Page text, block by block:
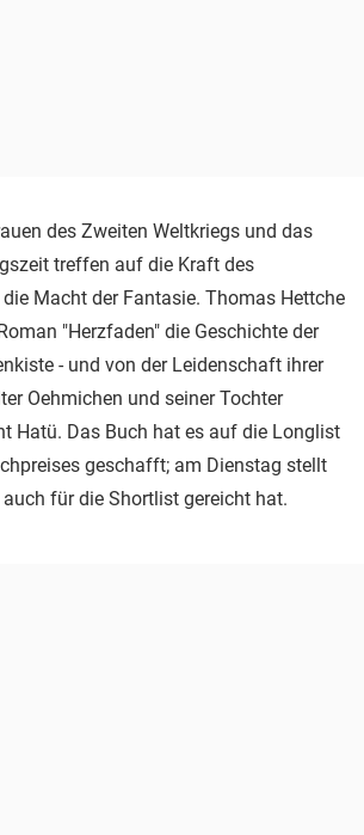
des Zweiten Weltkriegs und das
treffen auf die Kraft des
Macht der Fantasie. Thomas Hettche
"Herzfaden" die Geschichte der
- und von der Leidenschaft ihrer
Oehmichen und seiner Tochter
Hatü. Das Buch hat es auf die Longlist
geschafft; am Dienstag stellt
für die Shortlist gereicht hat.